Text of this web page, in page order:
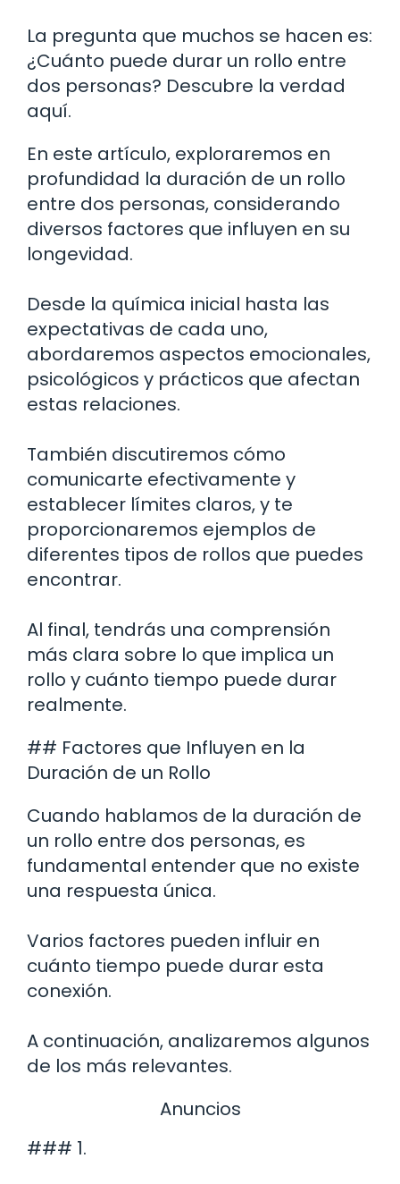
La pregunta que muchos se hacen es:
¿Cuánto puede durar un rollo entre
dos personas? Descubre la verdad
aquí.
En este artículo, exploraremos en
profundidad la duración de un rollo
entre dos personas, considerando
diversos factores que influyen en su
longevidad.
Desde la química inicial hasta las
expectativas de cada uno,
abordaremos aspectos emocionales,
psicológicos y prácticos que afectan
estas relaciones.
También discutiremos cómo
comunicarte efectivamente y
establecer límites claros, y te
proporcionaremos ejemplos de
diferentes tipos de rollos que puedes
encontrar.
Al final, tendrás una comprensión
más clara sobre lo que implica un
rollo y cuánto tiempo puede durar
realmente.
## Factores que Influyen en la
Duración de un Rollo
Cuando hablamos de la duración de
un rollo entre dos personas, es
fundamental entender que no existe
una respuesta única.
Varios factores pueden influir en
cuánto tiempo puede durar esta
conexión.
A continuación, analizaremos algunos
de los más relevantes.
Anuncios
### 1.